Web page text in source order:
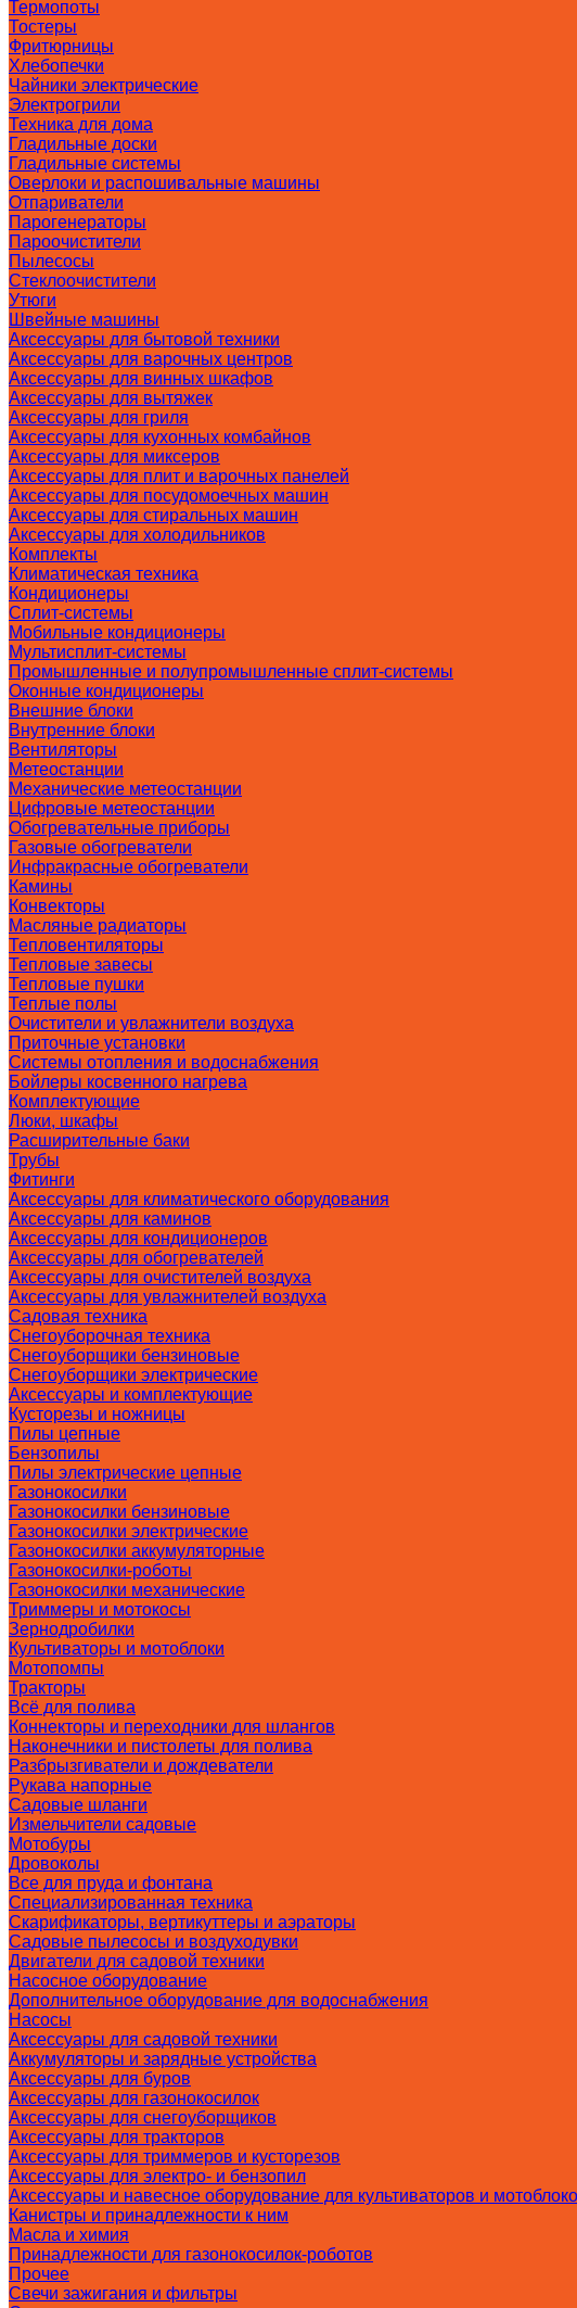
Термопоты
Тостеры
Фритюрницы
Хлебопечки
Чайники электрические
Электрогрили
Техника для дома
Гладильные доски
Гладильные системы
Оверлоки и распошивальные машины
Отпариватели
Парогенераторы
Пароочистители
Пылесосы
Стеклоочистители
Утюги
Швейные машины
Аксессуары для бытовой техники
Аксессуары для варочных центров
Аксессуары для винных шкафов
Аксессуары для вытяжек
Аксессуары для гриля
Аксессуары для кухонных комбайнов
Аксессуары для миксеров
Аксессуары для плит и варочных панелей
Аксессуары для посудомоечных машин
Аксессуары для стиральных машин
Аксессуары для холодильников
Комплекты
Климатическая техника
Кондиционеры
Сплит-системы
Мобильные кондиционеры
Мультисплит-системы
Промышленные и полупромышленные сплит-системы
Оконные кондиционеры
Внешние блоки
Внутренние блоки
Вентиляторы
Метеостанции
Механические метеостанции
Цифровые метеостанции
Обогревательные приборы
Газовые обогреватели
Инфракрасные обогреватели
Камины
Конвекторы
Масляные радиаторы
Тепловентиляторы
Тепловые завесы
Тепловые пушки
Теплые полы
Очистители и увлажнители воздуха
Приточные установки
Системы отопления и водоснабжения
Бойлеры косвенного нагрева
Комплектующие
Люки, шкафы
Расширительные баки
Трубы
Фитинги
Аксессуары для климатического оборудования
Аксессуары для каминов
Аксессуары для кондиционеров
Аксессуары для обогревателей
Аксессуары для очистителей воздуха
Аксессуары для увлажнителей воздуха
Садовая техника
Снегоуборочная техника
Снегоуборщики бензиновые
Снегоуборщики электрические
Аксессуары и комплектующие
Кусторезы и ножницы
Пилы цепные
Бензопилы
Пилы электрические цепные
Газонокосилки
Газонокосилки бензиновые
Газонокосилки электрические
Газонокосилки аккумуляторные
Газонокосилки-роботы
Газонокосилки механические
Триммеры и мотокосы
Зернодробилки
Культиваторы и мотоблоки
Мотопомпы
Тракторы
Всё для полива
Коннекторы и переходники для шлангов
Наконечники и пистолеты для полива
Разбрызгиватели и дождеватели
Рукава напорные
Садовые шланги
Измельчители садовые
Мотобуры
Дровоколы
Все для пруда и фонтана
Специализированная техника
Скарификаторы, вертикуттеры и аэраторы
Садовые пылесосы и воздуходувки
Двигатели для садовой техники
Насосное оборудование
Дополнительное оборудование для водоснабжения
Насосы
Аксессуары для садовой техники
Аккумуляторы и зарядные устройства
Аксессуары для буров
Аксессуары для газонокосилок
Аксессуары для снегоуборщиков
Аксессуары для тракторов
Аксессуары для триммеров и кусторезов
Аксессуары для электро- и бензопил
Аксессуары и навесное оборудование для культиваторов и
Канистры и принадлежности к ним
Масла и химия
Принадлежности для газонокосилок-роботов
Прочее
Свечи зажигания и фильтры